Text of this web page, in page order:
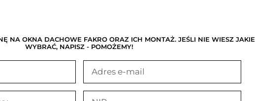
NA OKNA DACHOWE FAKRO ORAZ ICH MONTAŻ. JEŚLI NIE WIESZ JAKIE
WYBRAĆ, NAPISZ - POMOŻEMY!